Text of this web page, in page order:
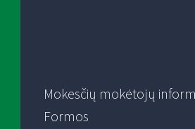
Mokesčių mokėtojų
Formos